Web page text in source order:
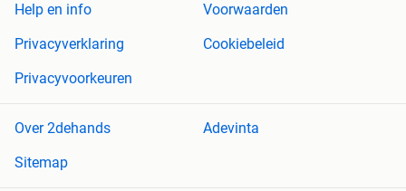
Help en info
Voorwaarden
Privacyverklaring
Cookiebeleid
Privacyvoorkeuren
Over 2dehands
Adevinta
Sitemap